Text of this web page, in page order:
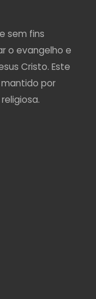
sem fins
o evangelho e
Cristo. Este
por